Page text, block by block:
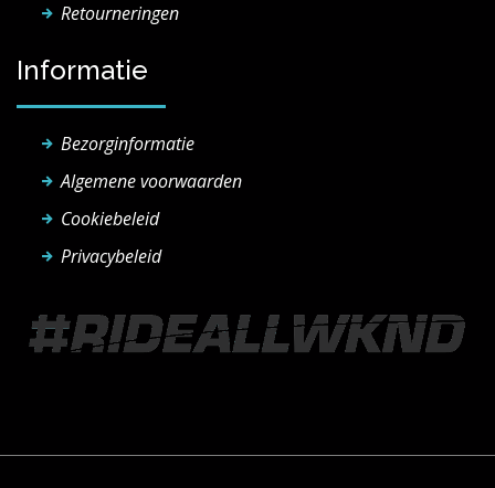
Retourneringen
Informatie
Bezorginformatie
Algemene voorwaarden
Cookiebeleid
Privacybeleid